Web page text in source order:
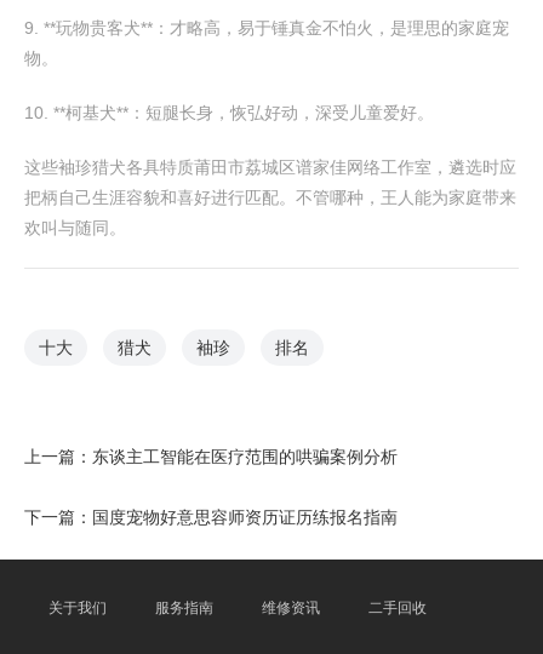
9. **玩物贵客犬**：才略高，易于锤真金不怕火，是理思的家庭宠
物。
10. **柯基犬**：短腿长身，恢弘好动，深受儿童爱好。
这些袖珍猎犬各具特质莆田市荔城区谱家佳网络工作室，遴选时应
把柄自己生涯容貌和喜好进行匹配。不管哪种，王人能为家庭带来
欢叫与随同。
十大 猎犬 袖珍 排名
上一篇： 东谈主工智能在医疗范围的哄骗案例分析
下一篇： 国度宠物好意思容师资历证历练报名指南
关于我们 服务指南 维修资讯 二手回收